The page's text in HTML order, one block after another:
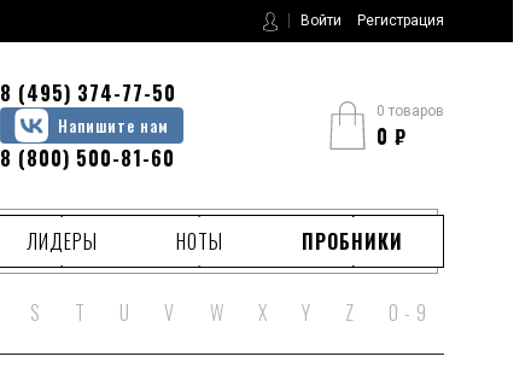
Войти Регистрация
8 (495) 374-77-50
Напишите нам
8 (800) 500-81-60
0 товаров
0 ₽
ЛИДЕРЫ НОТЫ ПРОБНИКИ
S T U V W X Y Z 0 - 9